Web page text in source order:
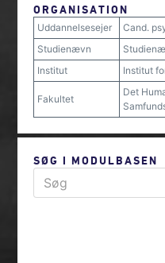
ORGANISATION
Uddannelsesejer
Cand.
Studienævn
Institut
Institut
Fakultet
Det
SØG I MODULBASEN